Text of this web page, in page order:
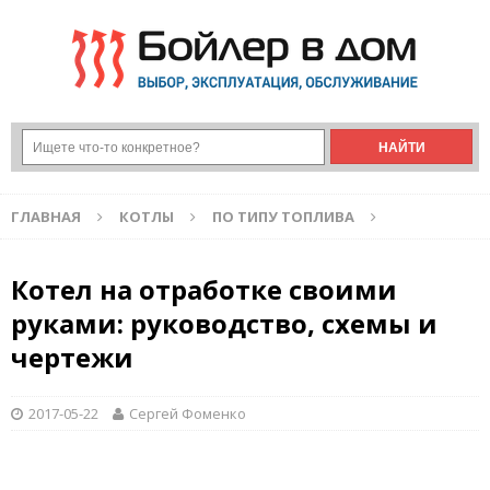
ГЛАВНАЯ КОТЛЫ ПО ТИПУ ТОПЛИВА
Котел на отработке своими
руками: руководство, схемы и
чертежи
2017-05-22 Сергей Фоменко